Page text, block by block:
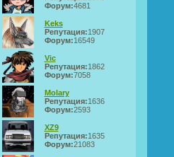
Форум:4681
Keks
Репутация:1907
Форум:16549
Vic
Репутация:1862
Форум:7058
Molary
Репутация:1636
Форум:2593
XZ9
Репутация:1635
Форум:21083